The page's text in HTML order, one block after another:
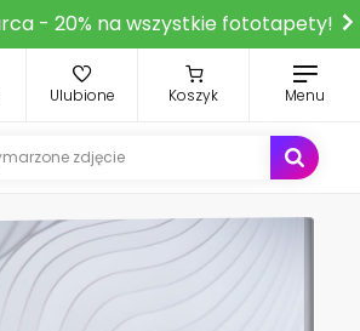
- 20% na wszystkie fototapety!
Ulubione Koszyk Menu